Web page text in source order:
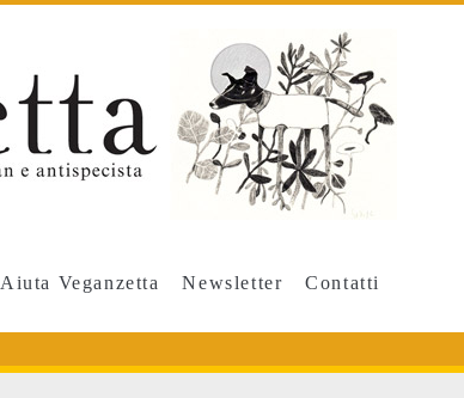
Aiuta Veganzetta Newsletter Contatti